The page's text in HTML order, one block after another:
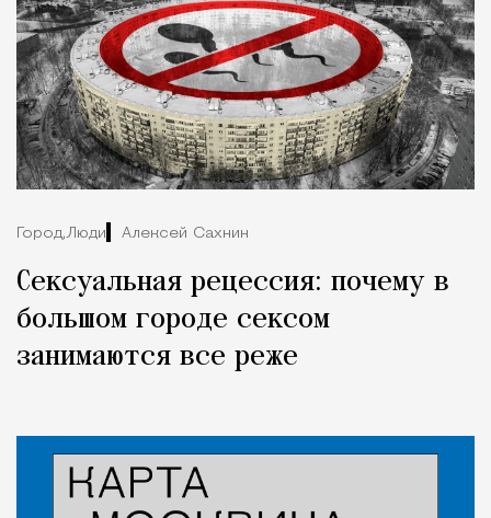
Город,Люди Алексей Сахнин
Сексуальная рецессия: почему в
большом городе сексом
занимаются все реже